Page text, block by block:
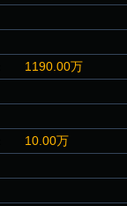
1190.00万
10.00万